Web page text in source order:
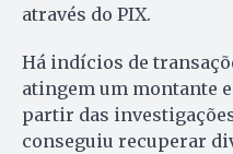
através do PIX.
Há indícios de
atingem um montante
partir das
conseguiu recuperar